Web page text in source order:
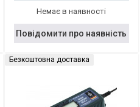
Немає в наявності
Повідомити про наявність
Безкоштовна доставка